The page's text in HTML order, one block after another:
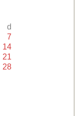
d
7
14
21
28